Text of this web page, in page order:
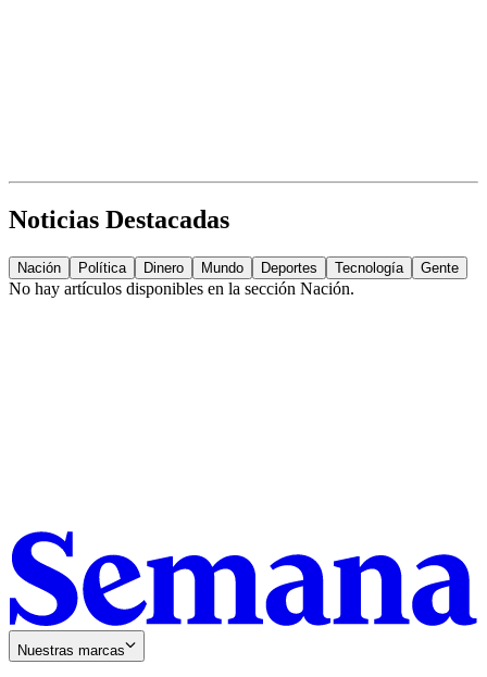
Noticias Destacadas
Nación Política Dinero Mundo Deportes Tecnología Gente
No hay artículos disponibles en la sección Nación.
Nuestras marcas